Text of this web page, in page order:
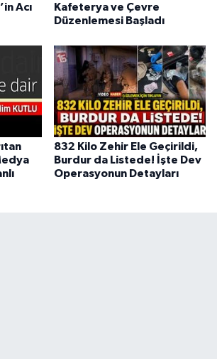
Acı
Kafeterya ve Çevre
Düzenlemesi Başladı
832 Kilo Zehir Ele Geçirildi,
Burdur da Listede! İşte Dev
Operasyonun Detayları